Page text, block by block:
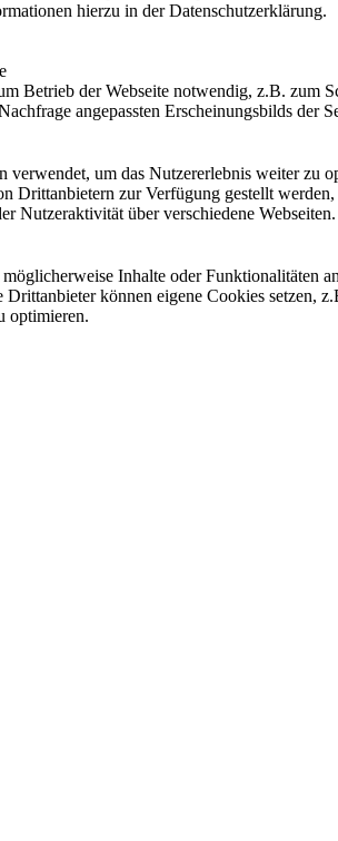
hierzu in der Datenschutzerklärung.
Betrieb der Webseite notwendig, z.B. zum
angepassten Erscheinungsbilds der
verwendet, um das Nutzererlebnis weiter zu
Drittanbietern zur Verfügung gestellt
Nutzeraktivität über verschiedene Webseiten.
möglicherweise Inhalte oder Funktionalitäten
Drittanbieter können eigene Cookies setzen,
optimieren.